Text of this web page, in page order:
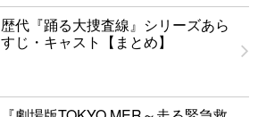
歴代『踊る大捜査線』シリーズあら
すじ・キャスト【まとめ】